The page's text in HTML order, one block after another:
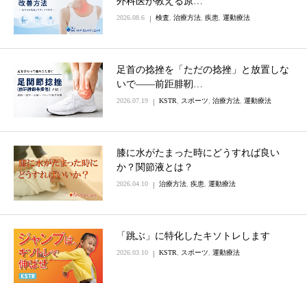
2026.08.6 検査 治療方法 疾患 運動療法
足首の捻挫を「ただの捻挫」と放置しな
いで――前距腓靭…
2026.07.19 KSTR スポーツ 治療方法 運動療法
膝に水がたまった時にどうすれば良い
か？関節液とは？
2026.04.10 治療方法 疾患 運動療法
「跳ぶ」に特化したキソトレします
2026.03.10 KSTR スポーツ 運動療法